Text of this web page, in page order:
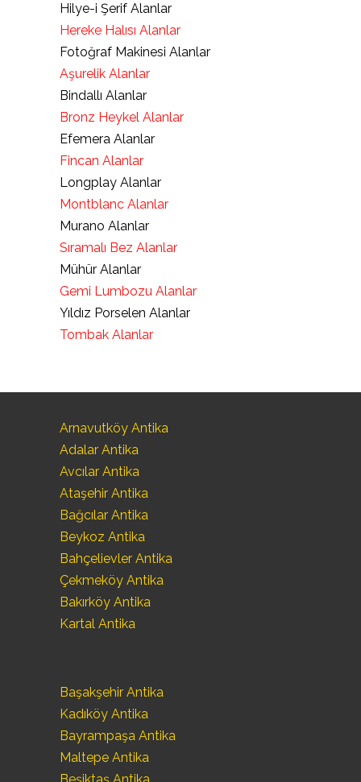
Hilye-i Şerif Alanlar
Hereke Halısı Alanlar
Fotoğraf Makinesi Alanlar
Aşurelik Alanlar
Bindallı Alanlar
Bronz Heykel Alanlar
Efemera Alanlar
Fincan Alanlar
Longplay Alanlar
Montblanc Alanlar
Murano Alanlar
Sıramalı Bez Alanlar
Mühür Alanlar
Gemi Lumbozu Alanlar
Yıldız Porselen Alanlar
Tombak Alanlar
Arnavutköy Antika
Adalar Antika
Avcılar Antika
Ataşehir Antika
Bağcılar Antika
Beykoz Antika
Bahçelievler Antika
Çekmeköy Antika
Bakırköy Antika
Kartal Antika
Başakşehir Antika
Kadıköy Antika
Bayrampaşa Antika
Maltepe Antika